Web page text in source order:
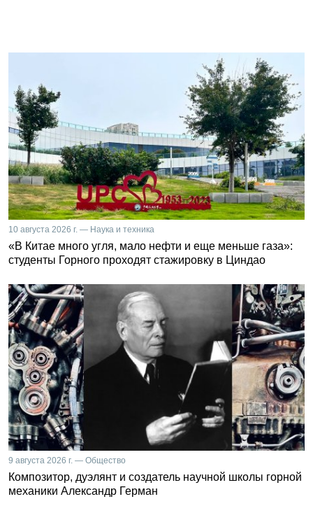
10 августа 2026 г. — Наука и техника
«В Китае много угля, мало нефти и еще меньше газа»:
студенты Горного проходят стажировку в Циндао
9 августа 2026 г. — Общество
Композитор, дуэлянт и создатель научной школы горной
механики Александр Герман